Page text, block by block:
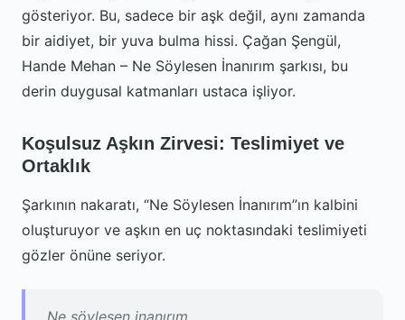
gösteriyor. Bu, sadece bir aşk değil, aynı zamanda
bir aidiyet, bir yuva bulma hissi. Çağan Şengül,
Hande Mehan – Ne Söylesen İnanırım şarkısı, bu
derin duygusal katmanları ustaca işliyor.
Koşulsuz Aşkın Zirvesi: Teslimiyet ve
Ortaklık
Şarkının nakaratı, “Ne Söylesen İnanırım”ın kalbini
oluşturuyor ve aşkın en uç noktasındaki teslimiyeti
gözler önüne seriyor.
Ne söylesen inanırım